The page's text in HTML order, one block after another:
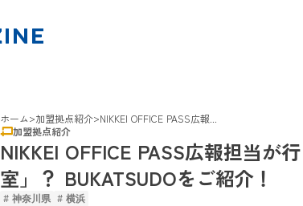
ホーム>加盟拠点紹介>NIKKEI OFFICE PASS広報...
加盟拠点紹介
NIKKEI OFFICE PASS広報担当
室」？ BUKATSUDOをご紹介！
# 神奈川県 # 横浜